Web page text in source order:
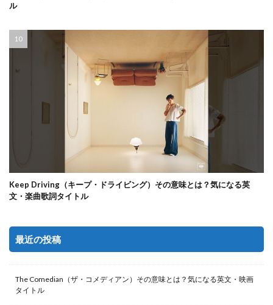
ル
Keep Driving（キープ・ドライビング）その意味とは？気になる英
文・楽曲歌詞タイトル
最近の投稿
The Comedian（ザ・コメディアン）その意味とは？気になる英文・映画
タイトル